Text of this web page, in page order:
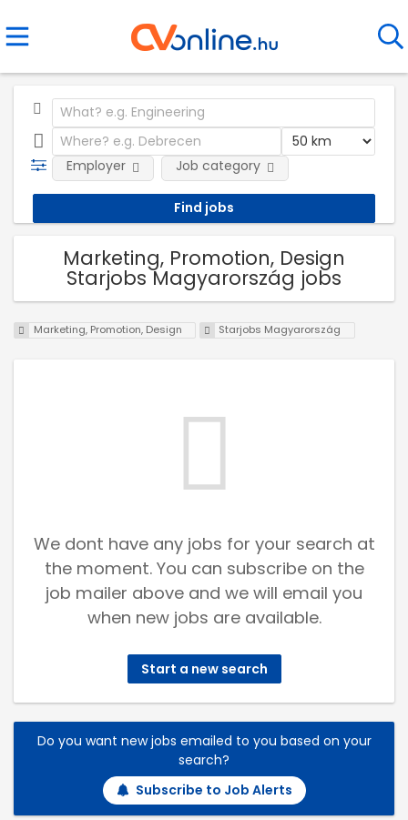
Employer Job category
Marketing, Promotion, Design
Starjobs Magyarország jobs
Marketing, Promotion, Design Starjobs Magyarország
We dont have any jobs for your search at
the moment. You can subscribe on the
job mailer above and we will email you
when new jobs are available.
Start a new search
Do you want new jobs emailed to you based on your
search?
Subscribe to Job Alerts